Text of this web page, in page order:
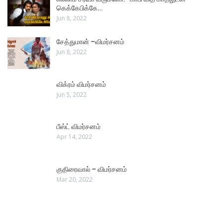
கெக்கேபிக்கே…
Jun 8, 2022
சேத்துமான் –விமர்சனம்
Jun 8, 2022
விக்ரம் விமர்சனம்
Jun 5, 2022
பீஸ்ட் விமர்சனம்
Apr 14, 2022
குதிரைவால் – விமர்சனம்
Mar 20, 2022